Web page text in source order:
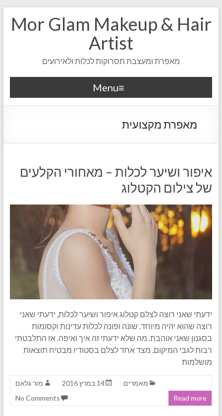
Mor Glam Makeup & Hair
Artist
מאפרת ומעצבת תסרוקות לכלות ולאירועים
Menu
מאפרת מקצועית
איפור ושיער לכלות – מאחורי הקלעים
של צילום הקטלוג
ידעתי שאני רוצה לצלם קטלוג איפור ושיער לכלות, ידעתי שאני
רוצה שהוא יהיה מיוחד, שונה ופונה לכלות עדינות וקסומות
בסגנון שאני אוהבת. מה שלא ידעתי זה איך ואיפה. אז התלבטתי
רבות לגבי המיקום, מצד אחד לצלם בסטודיו מבטיח תוצאות
מושלמות
מור גלאם 14 במרץ 2016
מאמרים
No Comments
Read more